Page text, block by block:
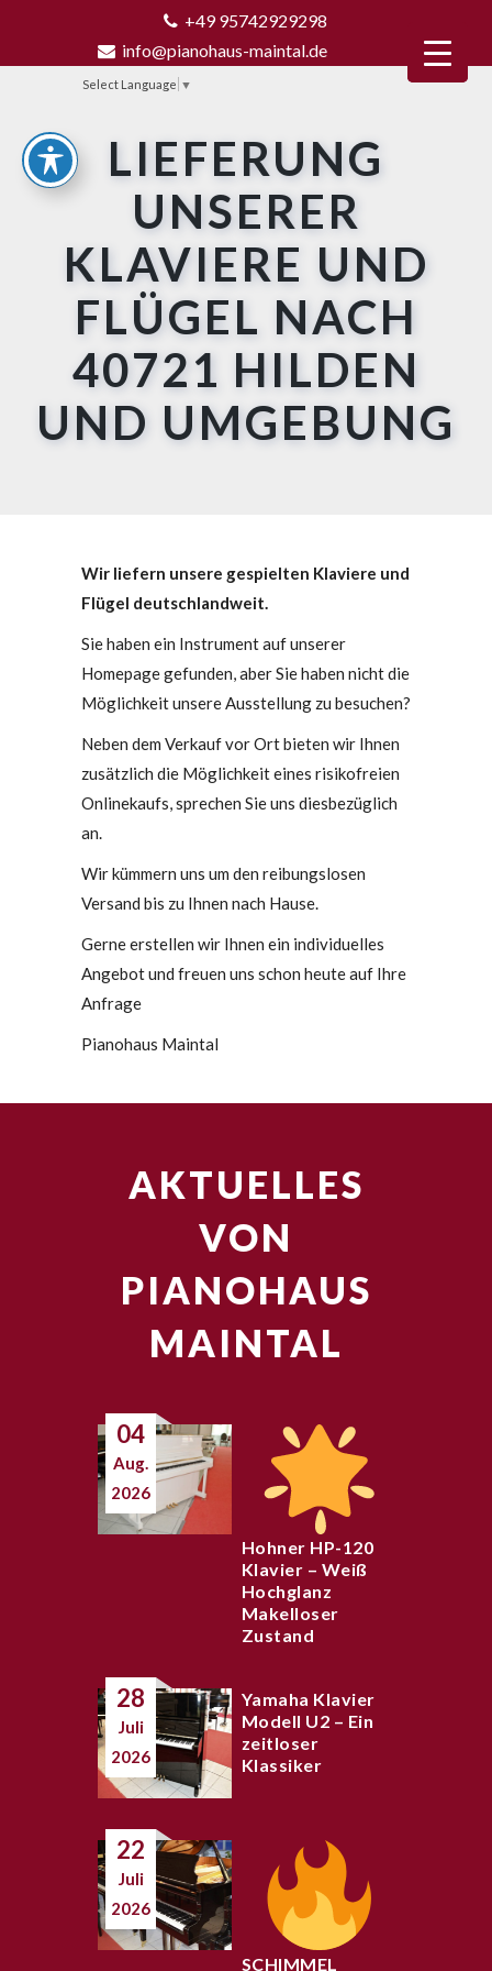
+49 95742929298
info@pianohaus-maintal.de
Select Language ▼
LIEFERUNG
UNSERER
KLAVIERE UND
FLÜGEL NACH
40721 HILDEN
UND UMGEBUNG
Wir liefern unsere gespielten Klaviere und
Flügel deutschlandweit.
Sie haben ein Instrument auf unserer
Homepage gefunden, aber Sie haben nicht die
Möglichkeit unsere Ausstellung zu besuchen?
Neben dem Verkauf vor Ort bieten wir Ihnen
zusätzlich die Möglichkeit eines risikofreien
Onlinekaufs, sprechen Sie uns diesbezüglich
an.
Wir kümmern uns um den reibungslosen
Versand bis zu Ihnen nach Hause.
Gerne erstellen wir Ihnen ein individuelles
Angebot und freuen uns schon heute auf Ihre
Anfrage
Pianohaus Maintal
AKTUELLES
VON
PIANOHAUS
MAINTAL
04
Aug.
2026
Hohner HP-120
Klavier – Weiß
Hochglanz
Makelloser
Zustand
28
Juli
2026
Yamaha Klavier
Modell U2 – Ein
zeitloser
Klassiker
22
Juli
2026
SCHIMMEL